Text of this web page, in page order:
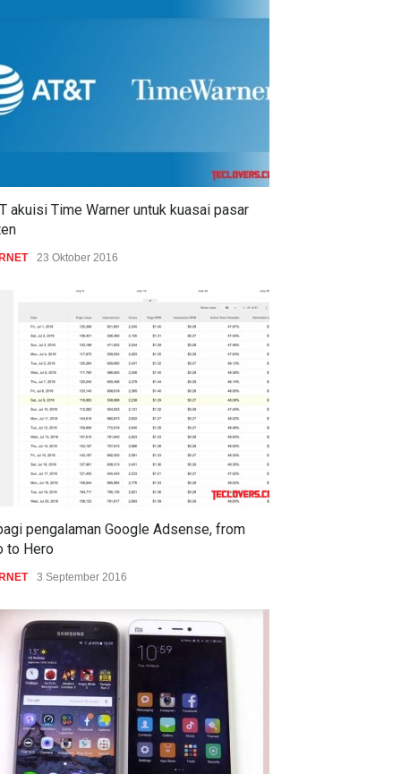
akuisi Time Warner untuk kuasai pasar
23 Oktober 2016
pengalaman Google Adsense, from
to Hero
3 September 2016